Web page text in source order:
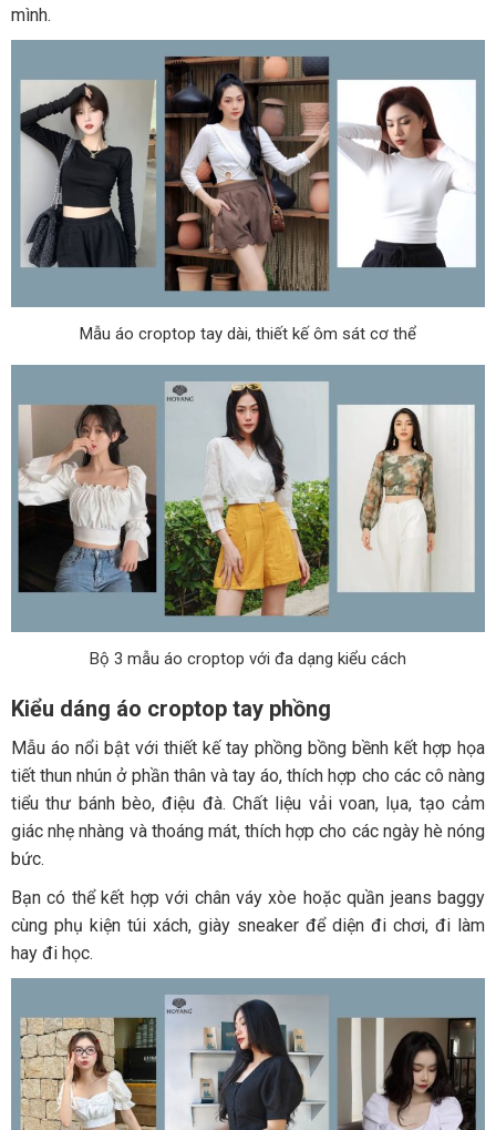
mình.
Mẫu áo croptop tay dài, thiết kế ôm sát cơ thể
Bộ 3 mẫu áo croptop với đa dạng kiểu cách
Kiểu dáng áo croptop tay phồng
Mẫu áo nổi bật với thiết kế tay phồng bồng bềnh kết hợp họa
tiết thun nhún ở phần thân và tay áo, thích hợp cho các cô nàng
tiểu thư bánh bèo, điệu đà. Chất liệu vải voan, lụa, tạo cảm
giác nhẹ nhàng và thoáng mát, thích hợp cho các ngày hè nóng
bức.
Bạn có thể kết hợp với chân váy xòe hoặc quần jeans baggy
cùng phụ kiện túi xách, giày sneaker để diện đi chơi, đi làm
hay đi học.